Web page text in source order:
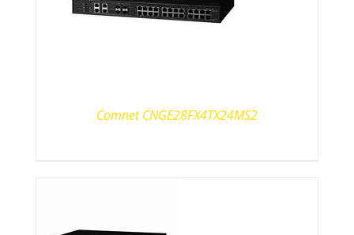
Comnet CNGE28FX4TX24MS2